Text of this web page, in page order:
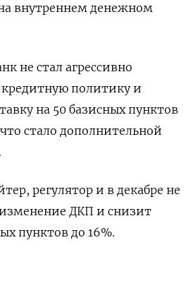
внутреннем денежном
не стал агрессивно
политику и
на 50 базисных пунктов
стало дополнительной
регулятор и в декабре не
ДКП и снизит
пунктов до 16%.